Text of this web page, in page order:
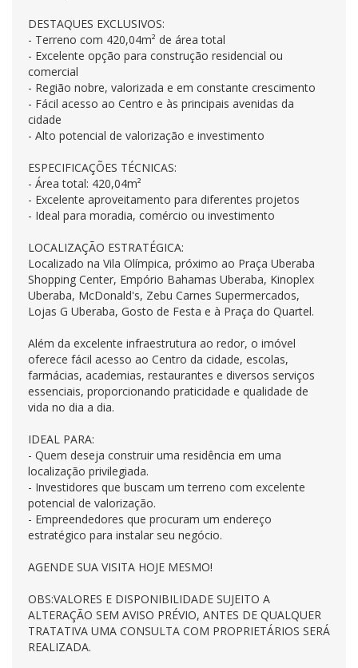
DESTAQUES EXCLUSIVOS:
- Terreno com 420,04m² de área total
- Excelente opção para construção residencial ou
comercial
- Região nobre, valorizada e em constante crescimento
- Fácil acesso ao Centro e às principais avenidas da
cidade
- Alto potencial de valorização e investimento
ESPECIFICAÇÕES TÉCNICAS:
- Área total: 420,04m²
- Excelente aproveitamento para diferentes projetos
- Ideal para moradia, comércio ou investimento
LOCALIZAÇÃO ESTRATÉGICA:
Localizado na Vila Olímpica, próximo ao Praça Uberaba
Shopping Center, Empório Bahamas Uberaba, Kinoplex
Uberaba, McDonald's, Zebu Carnes Supermercados,
Lojas G Uberaba, Gosto de Festa e à Praça do Quartel.
Além da excelente infraestrutura ao redor, o imóvel
oferece fácil acesso ao Centro da cidade, escolas,
farmácias, academias, restaurantes e diversos serviços
essenciais, proporcionando praticidade e qualidade de
vida no dia a dia.
IDEAL PARA:
- Quem deseja construir uma residência em uma
localização privilegiada.
- Investidores que buscam um terreno com excelente
potencial de valorização.
- Empreendedores que procuram um endereço
estratégico para instalar seu negócio.
AGENDE SUA VISITA HOJE MESMO!
OBS:VALORES E DISPONIBILIDADE SUJEITO A
ALTERAÇÃO SEM AVISO PRÉVIO, ANTES DE QUALQUER
TRATATIVA UMA CONSULTA COM PROPRIETÁRIOS SERÁ
REALIZADA.